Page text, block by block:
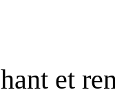
et